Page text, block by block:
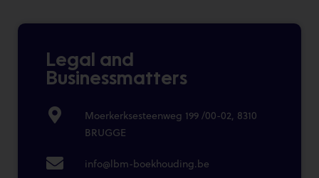
Legal and
Businessmatters
Moerkerksesteenweg 199 /00-02, 8310
BRUGGE
info@lbm-boekhouding.be